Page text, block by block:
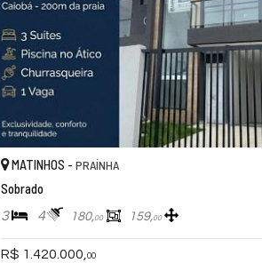
MATINHOS -PRAÍNHA
Sobrado
3 4 180,00 159,00
R$ 1.420.000,00